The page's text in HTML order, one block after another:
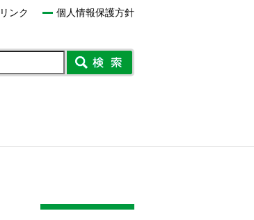
個人情報保護方針
リンク